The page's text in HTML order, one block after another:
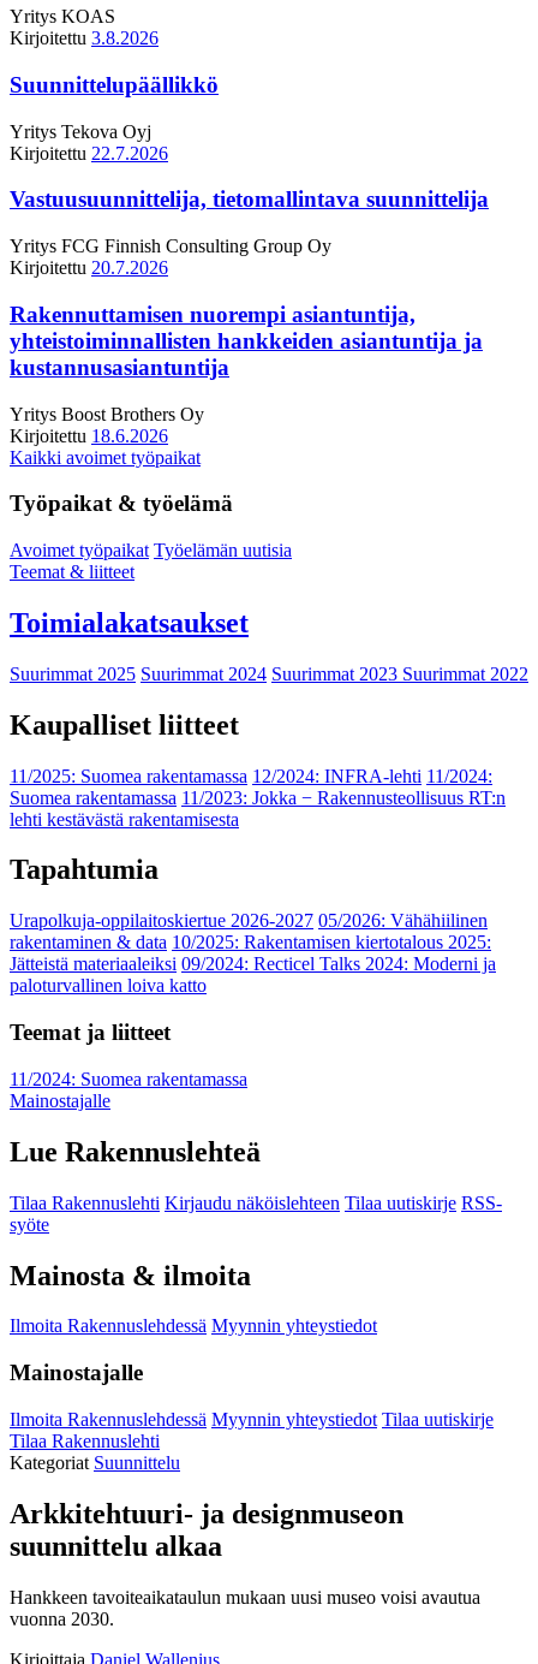
Yritys KOAS
Kirjoitettu 3.8.2026
Suunnittelupäällikkö
Yritys Tekova Oyj
Kirjoitettu 22.7.2026
Vastuusuunnittelija, tietomallintava suunnittelija
Yritys FCG Finnish Consulting Group Oy
Kirjoitettu 20.7.2026
Rakennuttamisen nuorempi asiantuntija,
yhteistoiminnallisten hankkeiden asiantuntija ja
kustannusasiantuntija
Yritys Boost Brothers Oy
Kirjoitettu 18.6.2026
Kaikki avoimet työpaikat
Työpaikat & työelämä
Avoimet työpaikat Työelämän uutisia
Teemat & liitteet
Toimialakatsaukset
Suurimmat 2025 Suurimmat 2024 Suurimmat 2023 Suurimmat 2022
Kaupalliset liitteet
11/2025: Suomea rakentamassa 12/2024: INFRA-lehti 11/2024:
Suomea rakentamassa 11/2023: Jokka − Rakennusteollisuus RT:n
lehti kestävästä rakentamisesta
Tapahtumia
Urapolkuja-oppilaitoskiertue 2026-2027 05/2026: Vähähiilinen
rakentaminen & data 10/2025: Rakentamisen kiertotalous 2025:
Jätteistä materiaaleiksi 09/2024: Recticel Talks 2024: Moderni ja
paloturvallinen loiva katto
Teemat ja liitteet
11/2024: Suomea rakentamassa
Mainostajalle
Lue Rakennuslehteä
Tilaa Rakennuslehti Kirjaudu näköislehteen Tilaa uutiskirje RSS-
syöte
Mainosta & ilmoita
Ilmoita Rakennuslehdessä Myynnin yhteystiedot
Mainostajalle
Ilmoita Rakennuslehdessä Myynnin yhteystiedot Tilaa uutiskirje
Tilaa Rakennuslehti
Kategoriat Suunnittelu
Arkkitehtuuri- ja designmuseon
suunnittelu alkaa
Hankkeen tavoiteaikataulun mukaan uusi museo voisi avautua
vuonna 2030.
Kirjoittaja Daniel Wallenius